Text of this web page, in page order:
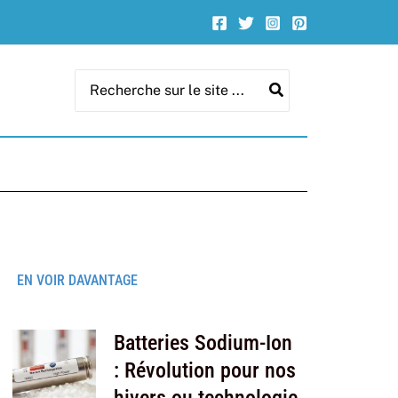
for:
EN VOIR DAVANTAGE
Batteries Sodium-Ion
: Révolution pour nos